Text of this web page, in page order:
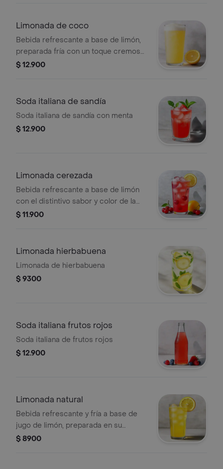
Limonada de coco
Bebida refrescante a base de limón,
preparada fría con un toque cremoso
de coco.
$ 12.900
Soda italiana de sandía
Soda italiana de sandía con menta
$ 12.900
Limonada cerezada
Bebida refrescante a base de limón
con el distintivo sabor y color de la
cereza.
$ 11.900
Limonada hierbabuena
Limonada de hierbabuena
$ 9300
Soda italiana frutos rojos
Soda italiana de frutos rojos
$ 12.900
Limonada natural
Bebida refrescante y fría a base de
jugo de limón, preparada en su
versión más tradicional y simple.
$ 8900